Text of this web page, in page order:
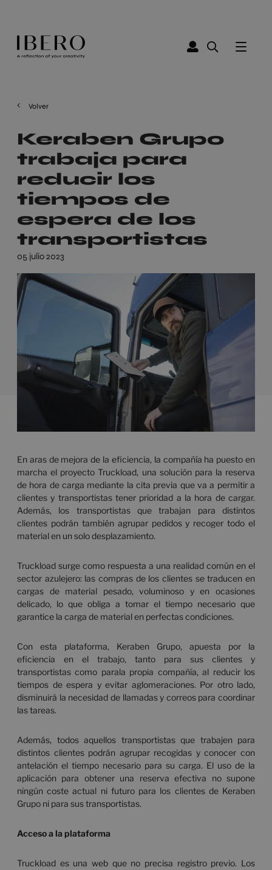
Volver
Keraben Grupo
trabaja para
reducir los
tiempos de
espera de los
transportistas
05 julio 2023
En aras de mejora de la eficiencia, la compañía ha puesto en
marcha el proyecto Truckload, una solución para la reserva
de hora de carga mediante la cita previa que va a permitir a
clientes y transpor­tistas tener prioridad a la hora de cargar.
Además, los transportistas que trabajan para distintos
clientes podrán también agrupar pedidos y recoger todo el
material en un solo desplazamiento.
Truckload surge como respuesta a una realidad común en el
sector azulejero: las compras de los clientes se traducen en
cargas de material pesado, voluminoso y en ocasiones
delicado, lo que obliga a tomar el tiempo necesario que
garantice la carga de material en perfectas condiciones.
Con esta plataforma, Keraben Grupo, apuesta por la
eficiencia en el trabajo, tanto para sus clientes y
transportistas como parala propia compañía, al reducir los
tiempos de espera y evitar aglomeraciones. Por otro lado,
disminuirá la necesidad de llamadas y correos para coordinar
las tareas.
Además, todos aquellos transportistas que trabajen para
distintos clientes podrán agrupar recogidas y conocer con
antelación el tiempo necesario para su carga. El uso de la
aplicación para obtener una reserva efectiva no supone
ningún coste actual ni futuro para los clientes de Keraben
Grupo ni para sus transportistas.
Acceso a la plataforma
Truckload es una web que no precisa registro previo. Los